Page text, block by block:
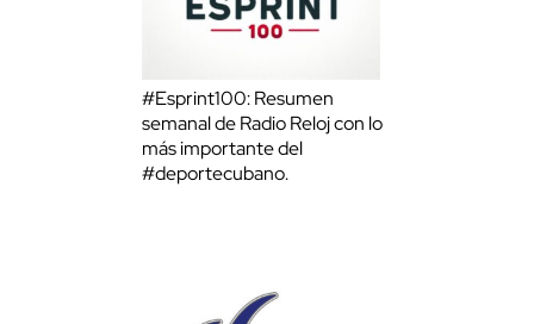
#Esprint100: Resumen
semanal de Radio Reloj con lo
más importante del
#deportecubano.